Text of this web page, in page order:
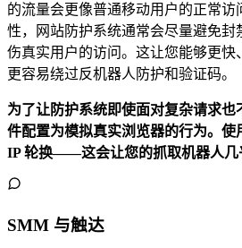
的流量会更像普通移动用户的正常
性，网站防护系统通常会尽量避免封
伤真实用户的访问。这让您能够更快
更容易绕过反机器人防护和验证码。
为了让防护系统即使面对复杂请求
件配置为模拟真实浏览器的行为。使
IP 轮换——这会让您的抓取机器人几
SMM 与触达